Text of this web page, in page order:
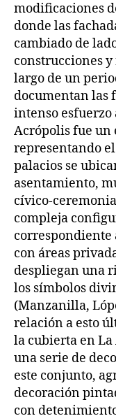
modificaciones
donde las
cambiado de
construcciones
largo de un
documentan las
intenso
Acrópolis fue un
representando
palacios se
asentamiento,
cívico-
compleja
correspondiente
con áreas
despliegan una
los símbolos
(Manzanilla,
relación a esto
la cubierta en
una serie de
este conjunto,
decoración
con